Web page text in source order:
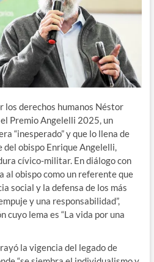
derechos humanos Néstor
Premio Angelelli 2025, un
“inesperado” y que lo llena de
obispo Enrique Angelelli,
cívico-militar. En diálogo con
al obispo como un referente que
social y la defensa de los más
y una responsabilidad”,
cuyo lema es “La vida por una
la vigencia del legado de